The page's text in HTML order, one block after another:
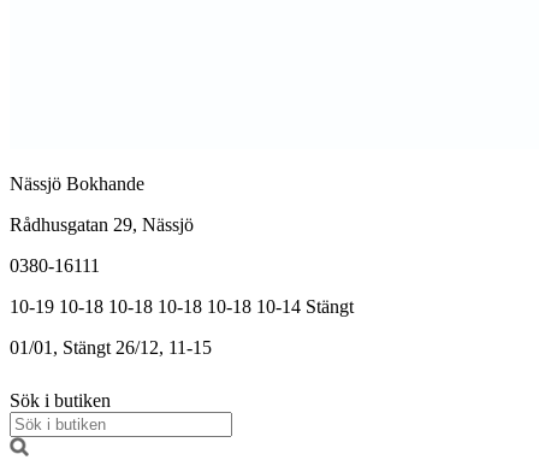
Nässjö Bokhande
Rådhusgatan 29, Nässjö
0380-16111
10-19 10-18 10-18 10-18 10-18 10-14 Stängt
01/01, Stängt 26/12, 11-15
Sök i butiken